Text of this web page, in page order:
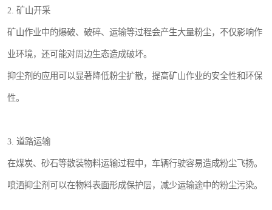
2. 矿山开采
矿山作业中的爆破、破碎、运输等过程会产生大量粉尘，不仅影响作
业环境，还可能对周边生态造成破坏。
抑尘剂的应用可以显著降低粉尘扩散，提高矿山作业的安全性和环保
性。
3. 道路运输
在煤炭、砂石等散装物料运输过程中，车辆行驶容易造成粉尘飞扬。
喷洒抑尘剂可以在物料表面形成保护层，减少运输途中的粉尘污染。